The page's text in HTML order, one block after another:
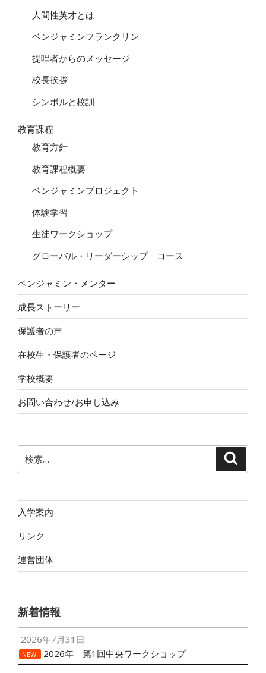
人間性英才とは
ベンジャミンフランクリン
提唱者からのメッセージ
校長挨拶
シンボルと校訓
教育課程
教育方針
教育課程概要
ベンジャミンプロジェクト
体験学習
生徒ワークショップ
グローバル・リーダーシップ コース
ベンジャミン・メンター
成長ストーリー
保護者の声
在校生・保護者のページ
学校概要
お問い合わせ/お申し込み
索:
入学案内
リンク
運営団体
新着情報
2026年7月31日
NEW!
2026年 第1回中央ワークショップ